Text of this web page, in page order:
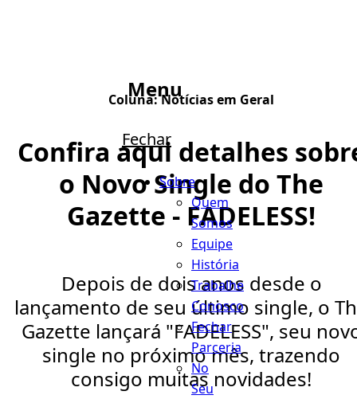
Menu
Fechar
Sobre
Quem
Somos
Equipe
História
Trabalhe
Conosco
Fechar
Parceria
No
Seu
Coluna:Notícias em Geral
Confira aqui detalhes
o Novo Single do The
Gazette - FADELESS!
Depois de dois anos desde o
lançamento de seu último single, o
Gazette lançará "FADELESS", seu
single no próximo mês, trazendo
consigo muitas novidades!